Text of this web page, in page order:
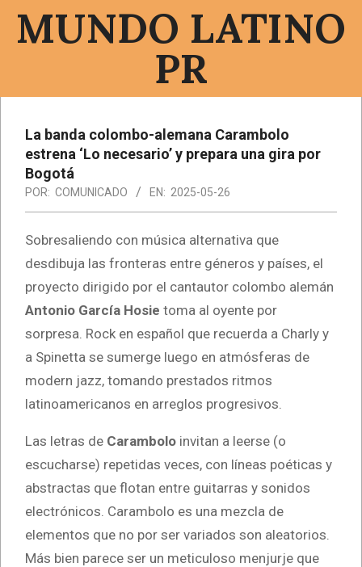
MUNDO LATINO
PR
navegación
principal
La banda colombo-alemana Carambolo
estrena ‘Lo necesario’ y prepara una gira por
Bogotá
POR: COMUNICADO EN: 2025-05-26
Sobresaliendo con música alternativa que
desdibuja las fronteras entre géneros y países, el
proyecto dirigido por el cantautor colombo alemán
Antonio García Hosie toma al oyente por
sorpresa. Rock en español que recuerda a Charly y
a Spinetta se sumerge luego en atmósferas de
modern jazz, tomando prestados ritmos
latinoamericanos en arreglos progresivos.
Las letras de Carambolo invitan a leerse (o
escucharse) repetidas veces, con líneas poéticas y
abstractas que flotan entre guitarras y sonidos
electrónicos. Carambolo es una mezcla de
elementos que no por ser variados son aleatorios.
Más bien parece ser un meticuloso menjurje que